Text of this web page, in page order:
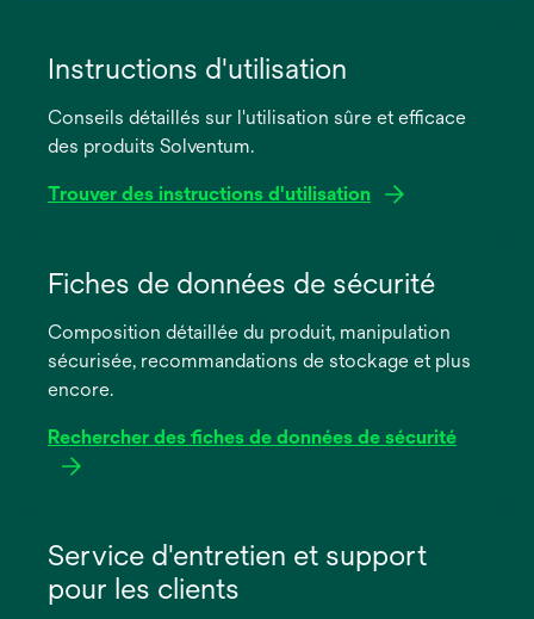
Instructions d'utilisation
Conseils détaillés sur l'utilisation sûre et efficace
des produits Solventum.
Trouver des instructions d'utilisation
dans
nouvel
onglet
Fiches de données de sécurité
Composition détaillée du produit, manipulation
sécurisée, recommandations de stockage et plus
encore.
Rechercher des fiches de données de sécurité
dans
nouvel
Service d'entretien et support
pour les clients